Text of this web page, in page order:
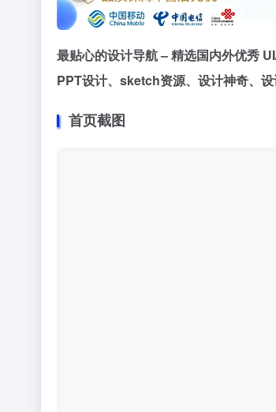
最贴心的设计导航 – 精选国内外优秀
PPT设计、sketch资源、设计神奇、
首页截图